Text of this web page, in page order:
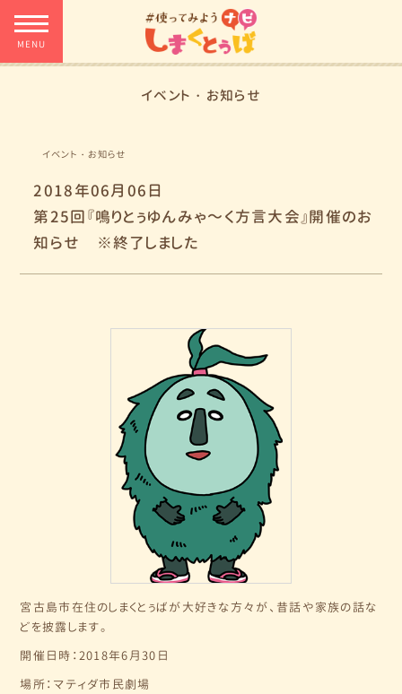
イベント・お知らせ
イベント・お知らせ
2018年06月06日
第25回『鳴りとぅゆんみゃ～く方言大会』開催のお
知らせ ※終了しました
宮古島市在住のしまくとぅばが大好きな方々が、昔話や家族の話な
どを披露します。
開催日時：2018年6月30日
場所：マティダ市民劇場